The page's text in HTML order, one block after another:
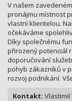
V našem
pronájmu místnost
vlastní klientelou.
očekáváme
Díky společnému
přirozený potenciál
doporučování
pohyb zákazníků v
rozvoj podnikání.
Kontakt: Vlastimil